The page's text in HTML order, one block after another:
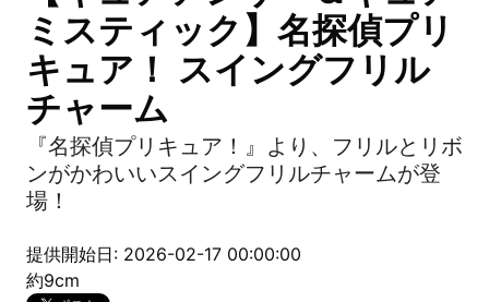
ミスティック】名探偵プリ
キュア！ スイングフリル
チャーム
『名探偵プリキュア！』より、フリルとリボ
ンがかわいいスイングフリルチャームが登
場！
提供開始日: 2026-02-17 00:00:00
約9cm